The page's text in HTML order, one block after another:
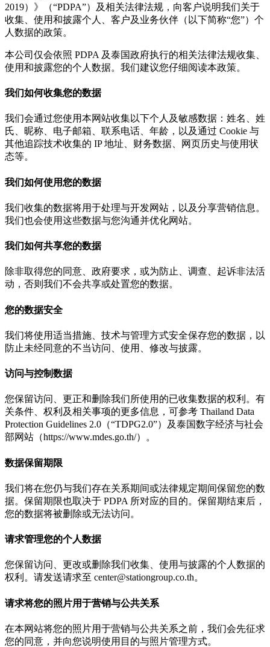
2019）》（“PDPA”）及相关法律法规，向客户说明我们关于
收集、使用和披露个人、客户及业务伙伴（以下简称“您”）个
人数据的政策。
本公司仅会依照 PDPA 及泰国政府执行的相关法律法规收集、
使用和披露您的个人数据。我们建议您仔细阅读本政策。
我们如何收集您的数据
我们会通过您使用本网站收集以下个人及敏感数据：姓名、姓
氏、昵称、电子邮箱、联系电话、年龄，以及通过 Cookie 与
其他追踪技术收集的 IP 地址、财务数据、网页历史与使用状
态等。
我们如何使用您的数据
我们收集的数据将用于处理与开发网站，以及分享营销信息。
我们也会使用这些数据与您沟通并优化网站。
我们如何共享您的数据
除非取得您的同意、政府要求，或为防止、调查、起诉非法活
动，否则我们不会共享或处置您的数据。
您的数据安全
我们将使用适当措施、技术与管理方式安全保存您的数据，以
防止未经同意的不当访问、使用、修改与披露。
访问与控制数据
您保留访问、更正和删除我们所使用的已收集数据的权利。有
关条件、权利及相关事项的更多信息，可参考 Thailand Data
Protection Guidelines 2.0（“TDPG2.0”）及泰国数字经济与社会
部网站（https://www.mdes.go.th/）。
数据保留期限
我们将在您仍与我们存在关系期间或法律规定期间保留您的数
据。保留期限也取决于 PDPA 所对应的目的。保留期结束后，
您的数据将被删除或无法访问。
请求管理您的个人数据
您保留访问、更改或删除我们收集、使用与披露的个人数据的
权利。请发送请求至 center@stationgroup.co.th。
请求将您的照片用于营销与公共关系
在本网站将您的照片用于营销与公共关系之前，我们会先征求
您的同意，并向您说明使用目的与照片管理方式。